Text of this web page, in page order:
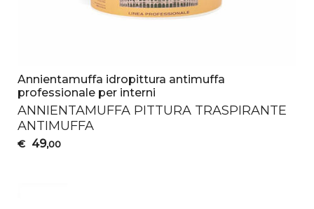
Annientamuffa idropittura antimuffa
professionale per interni
ANNIENTAMUFFA PITTURA TRASPIRANTE
ANTIMUFFA
€ 49,00